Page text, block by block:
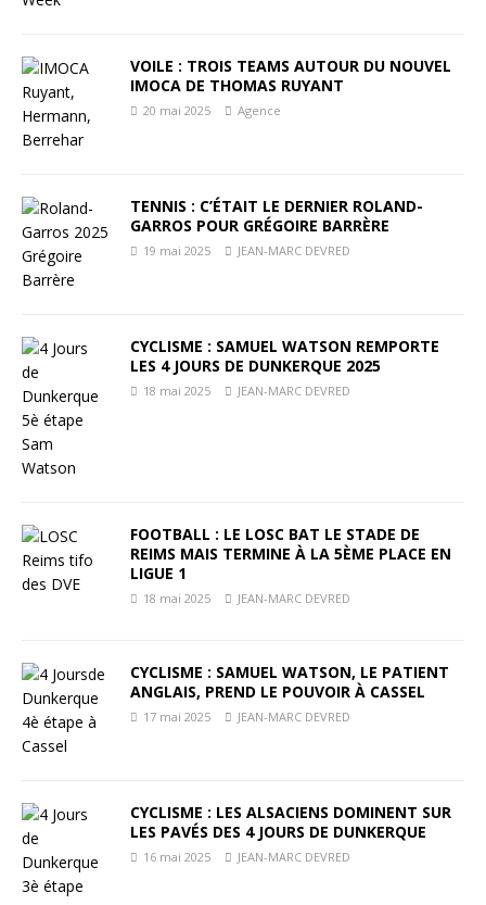
VOILE : TROIS TEAMS AUTOUR DU NOUVEL
IMOCA DE THOMAS RUYANT
20 mai 2025 Agence
TENNIS : C’ÉTAIT LE DERNIER ROLAND-
GARROS POUR GRÉGOIRE BARRÈRE
19 mai 2025 JEAN-MARC DEVRED
CYCLISME : SAMUEL WATSON REMPORTE
LES 4 JOURS DE DUNKERQUE 2025
18 mai 2025 JEAN-MARC DEVRED
FOOTBALL : LE LOSC BAT LE STADE DE
REIMS MAIS TERMINE À LA 5ÈME PLACE EN
LIGUE 1
18 mai 2025 JEAN-MARC DEVRED
CYCLISME : SAMUEL WATSON, LE PATIENT
ANGLAIS, PREND LE POUVOIR À CASSEL
17 mai 2025 JEAN-MARC DEVRED
CYCLISME : LES ALSACIENS DOMINENT SUR
LES PAVÉS DES 4 JOURS DE DUNKERQUE
16 mai 2025 JEAN-MARC DEVRED